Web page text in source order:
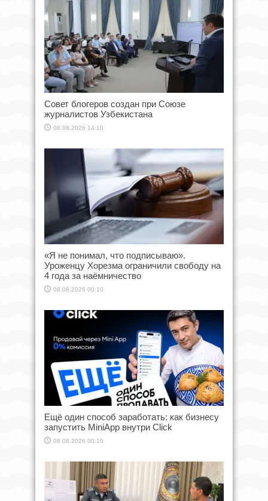
Совет блогеров создан при Союзе
журналистов Узбекистана
08.08.2026 14:10
«Я не понимал, что подписываю».
Уроженцу Хорезма ограничили свободу на
4 года за наёмничество
08.08.2026 00:10
Ещё один способ заработать: как бизнесу
запустить MiniApp внутри Click
08.08.2026 00:10